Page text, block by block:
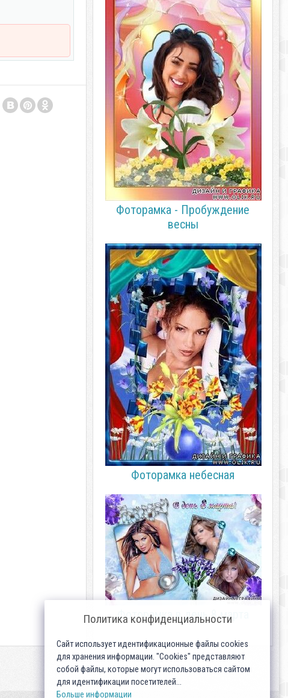
Фоторамка - Пробуждение
весны
Фоторамка небесная
Фоторамка в день 8 марта
Политика конфиденциальности
Сайт использует идентификационные файлы cookies
для хранения информации. "Cookies" представляют
собой файлы, которые могут использоваться сайтом
для идентификации посетителей...
Больше информации